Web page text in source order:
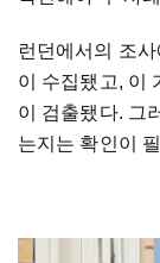
런던에서의 조
이 수집됐고, 이
이 검출됐다. 그
는지는 확인이